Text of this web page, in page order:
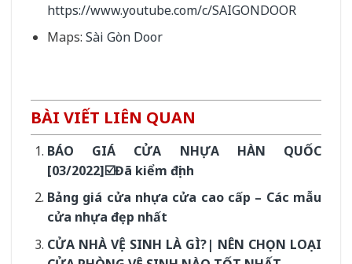
https://www.youtube.com/c/SAIGONDOOR
Maps: Sài Gòn Door
BÀI VIẾT LIÊN QUAN
BÁO GIÁ CỬA NHỰA HÀN QUỐC
[03/2022]☑️Đã kiểm định
Bảng giá cửa nhựa cửa cao cấp – Các mẫu
cửa nhựa đẹp nhất
CỬA NHÀ VỆ SINH LÀ GÌ?| NÊN CHỌN LOẠI